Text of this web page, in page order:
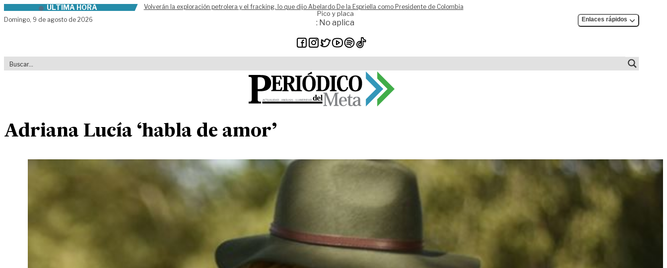
Skip to contentÚLTIMA HORA
Volverán la exploración petrolera y el fracking, lo que dijo Abelardo De la Espriella como Presidente de Colombia
Domingo, 9 de agosto de 2026
Pico y placa
: No aplica Enlaces rápidos
Adriana Lucía ‘habla de amor’